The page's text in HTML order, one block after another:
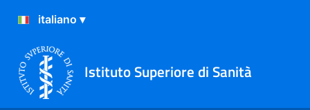
Istituto Superiore di Sanità